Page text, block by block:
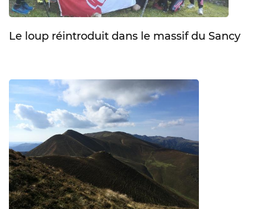
Le loup réintroduit dans le massif du Sancy